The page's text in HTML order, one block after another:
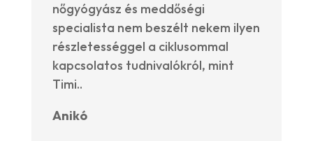
nőgyógyász és meddőségi
specialista nem beszélt nekem ilyen
részletességgel a ciklusommal
kapcsolatos tudnivalókról, mint
Timi..
Anikó